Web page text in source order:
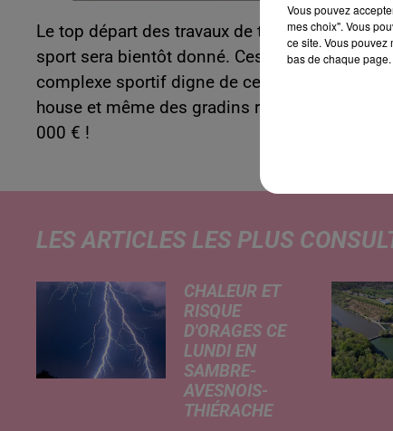
Le top départ des travaux de transformation
sport sera bientôt donné. Ces travaux
complexe sportif digne de ce nom avec ses
house et même des gradins rétractables.
000 € !
LES ARTICLES LES PLUS
CHALEUR ET
RISQUE
D'ORAGES CE
LUNDI EN
SAMBRE-
AVESNOIS-
THIÉRACHE
Vous pouvez
mes choix". Vous
ce site. Vous pouvez
bas de chaque page.